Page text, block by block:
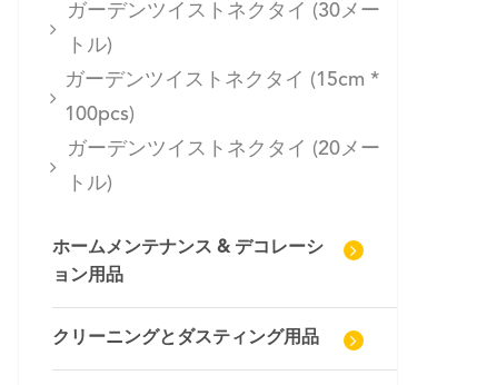
ガーデンツイストネクタイ (30メー
トル)
ガーデンツイストネクタイ (15cm *
100pcs)
ガーデンツイストネクタイ (20メー
トル)
ホームメンテナンス & デコレーシ
ョン用品
クリーニングとダスティング用品